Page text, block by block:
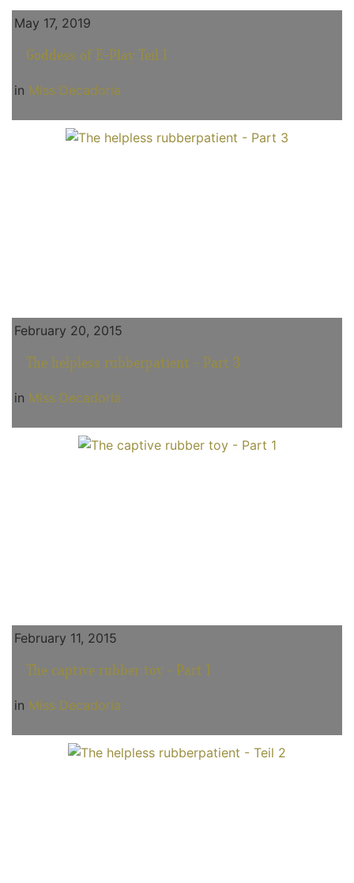
May 17, 2019
Goddess of E-Play Teil 1
in Miss Decadoria
February 20, 2015
The helpless rubberpatient - Part 3
in Miss Decadoria
February 11, 2015
The captive rubber toy - Part 1
in Miss Decadoria